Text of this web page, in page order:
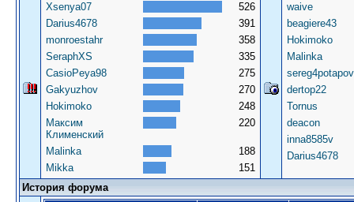
Xsenya07
526
Darius4678
391
monroestahr
358
SeraphXS
335
CasioPeya98
275
Gakyuzhov
270
Hokimoko
248
Максим
Клименский
220
Malinka
188
Mikka
151
waive
beagiere43
Hokimoko
Malinka
sereg4potapov
dertop22
Tornus
deacon
inna8585v
Darius4678
История форума